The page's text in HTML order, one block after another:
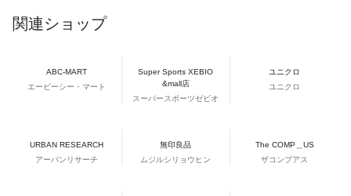
関連ショップ
ABC-MART
エービーシー・マート
Super Sports XEBIO
&mall店
スーパースポーツゼビオ
ユニクロ
ユニクロ
URBAN RESEARCH
アーバンリサーチ
無印良品
ムジルシリョウヒン
The COMP＿US
ザコンプアス